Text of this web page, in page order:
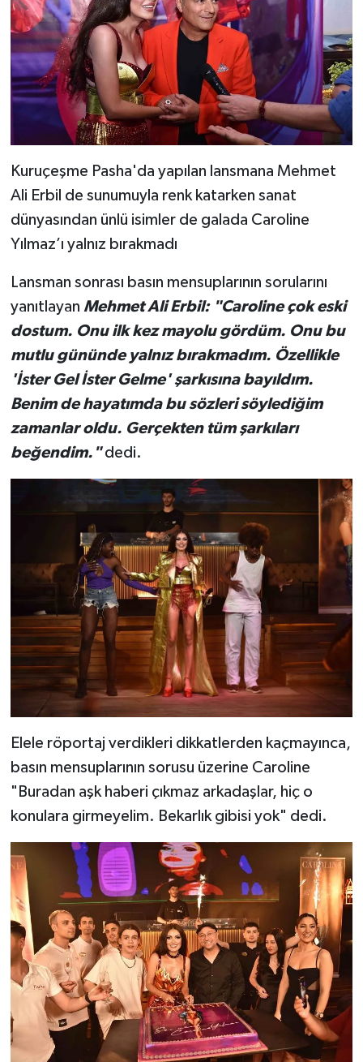
Kuruçeşme Pasha'da yapılan lansmana Mehmet
Ali Erbil de sunumuyla renk katarken sanat
dünyasından ünlü isimler de galada Caroline
Yılmaz’ı yalnız bırakmadı
Lansman sonrası basın mensuplarının sorularını
yanıtlayan Mehmet Ali Erbil: "Caroline çok eski
dostum. Onu ilk kez mayolu gördüm. Onu bu
mutlu gününde yalnız bırakmadım. Özellikle
'İster Gel İster Gelme' şarkısına bayıldım.
Benim de hayatımda bu sözleri söylediğim
zamanlar oldu. Gerçekten tüm şarkıları
beğendim."dedi.
Elele röportaj verdikleri dikkatlerden kaçmayınca,
basın mensuplarının sorusu üzerine Caroline
"Buradan aşk haberi çıkmaz arkadaşlar, hiç o
konulara girmeyelim. Bekarlık gibisi yok" dedi.